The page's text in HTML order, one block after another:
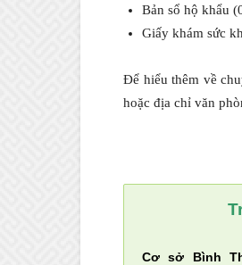
Bản sổ hộ khẩu
Giấy khám sức
Để hiểu thêm về
hoặc địa chỉ văn
Cơ sở Bình